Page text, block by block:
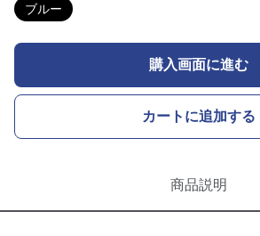
ブルー
購入画面に進む
カートに追加する
商品説明